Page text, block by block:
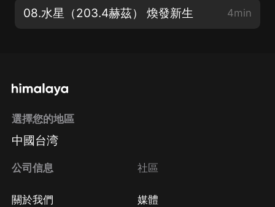
08.水星（203.4赫茲） 煥發新生 4min
選擇您的地區
中國台湾
公司信息
關於我們
社區
媒體